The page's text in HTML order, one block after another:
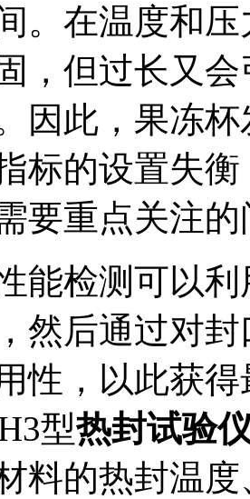
。在温度和
，但过长又
因此，果冻
标的设置失
要重点关注的
检测可以利
然后通过对
性，以此获
型热封试验
料的热封温